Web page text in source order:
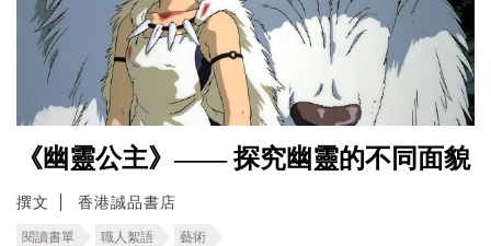
《幽靈公主》—— 探究幽靈的不同面貌
撰文 香港誠品書店
閱讀書單 職人絮語 藝術